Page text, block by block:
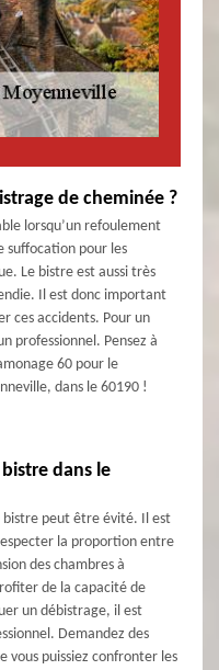
de cheminée ?
lorsqu’un refoulement
suffocation pour les
Le bistre est aussi très
Il est donc important
ces accidents. Pour un
professionnel. Pensez à
60 pour le
dans le 60190 !
dans le
bistre peut être évité. Il est
la proportion entre
des chambres à
de la capacité de
un débistrage, il est
Demandez des
vous puissiez confronter les